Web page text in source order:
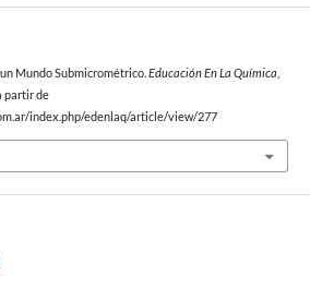
Mundo Submicrométrico. Educación En La Química
partir de
index.php/edenlaq/article/view/277